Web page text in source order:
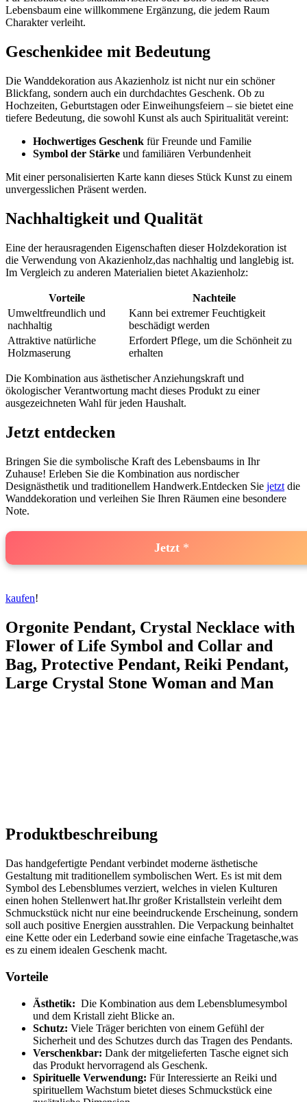
⁢Lebensbaum eine willkommene Ergänzung, ‍die jedem Raum
Charakter ⁢verleiht.
Geschenkidee mit Bedeutung
Die Wanddekoration aus ⁢Akazienholz ist nicht nur ein schöner
Blickfang, sondern auch ein durchdachtes Geschenk. Ob ⁢zu
Hochzeiten, ⁤Geburtstagen oder Einweihungsfeiern – sie bietet eine
tiefere ⁤Bedeutung, die sowohl Kunst als ‌auch Spiritualität vereint:
Hochwertiges Geschenk für Freunde und Familie
Symbol der Stärke und ⁤familiären Verbundenheit
Mit einer personalisierten Karte kann dieses Stück Kunst zu einem
unvergesslichen Präsent ​werden.
Nachhaltigkeit und Qualität
Eine der herausragenden Eigenschaften dieser Holzdekoration ist
‌die Verwendung von Akazienholz,das nachhaltig und langlebig ist.
Im Vergleich zu anderen‌ Materialien ⁤bietet Akazienholz:
Vorteile
Nachteile
Umweltfreundlich und
‌nachhaltig
Kann bei extremer Feuchtigkeit
beschädigt werden
Attraktive natürliche
Holzmaserung
Erfordert Pflege, um die Schönheit zu
erhalten
Die Kombination aus ästhetischer Anziehungskraft und
ökologischer Verantwortung macht dieses Produkt zu einer
ausgezeichneten Wahl für jeden⁤ Haushalt.
Jetzt entdecken
Bringen Sie die symbolische Kraft des Lebensbaums in Ihr
Zuhause! Erleben ​Sie die‌ Kombination aus nordischer
Designästhetik und traditionellem ‍Handwerk.Entdecken‍ Sie jetzt die
Wanddekoration und verleihen Sie Ihren Räumen eine besondere
Note.
Jetzt
kaufen!
Orgonite Pendant, ⁤Crystal Necklace with
Flower of Life Symbol and Collar and
Bag, Protective Pendant, Reiki Pendant,
Large Crystal Stone Woman and⁣ Man
Produktbeschreibung
Das handgefertigte Pendant​ verbindet⁣ moderne ästhetische
Gestaltung mit traditionellem symbolischen Wert. Es ist mit dem
Symbol des Lebensblumes verziert,⁤ welches in vielen Kulturen
⁣einen hohen Stellenwert hat.Ihr großer Kristallstein verleiht dem
Schmuckstück nicht ⁤nur eine beeindruckende Erscheinung, sondern
soll auch positive Energien ausstrahlen. Die Verpackung beinhaltet
eine Kette oder ein Lederband sowie⁤ eine einfache‌ Tragetasche,was
es zu einem idealen Geschenk macht.
Vorteile
Ästhetik: ⁣ Die Kombination ​aus dem Lebensblumesymbol
und dem Kristall zieht Blicke an.
Schutz: Viele Träger berichten von einem Gefühl der
Sicherheit und des Schutzes ‍durch das Tragen des Pendants.
Verschenkbar: Dank der mitgelieferten Tasche eignet sich
das Produkt hervorragend​ als Geschenk.
Spirituelle Verwendung: Für Interessierte an⁢ Reiki und
‍spirituellem Wachstum bietet dieses Schmuckstück eine